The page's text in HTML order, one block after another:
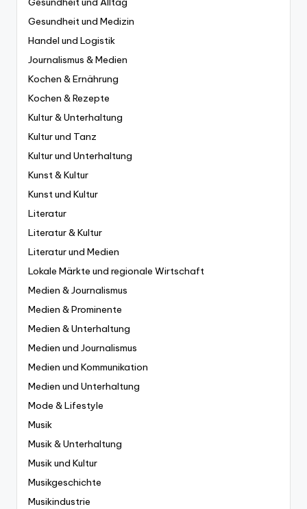
Gesundheit und Medizin
Handel und Logistik
Journalismus & Medien
Kochen & Ernährung
Kochen & Rezepte
Kultur & Unterhaltung
Kultur und Tanz
Kultur und Unterhaltung
Kunst & Kultur
Kunst und Kultur
Literatur
Literatur & Kultur
Literatur und Medien
Lokale Märkte und regionale Wirtschaft
Medien & Journalismus
Medien & Prominente
Medien & Unterhaltung
Medien und Journalismus
Medien und Kommunikation
Medien und Unterhaltung
Mode & Lifestyle
Musik
Musik & Unterhaltung
Musik und Kultur
Musikgeschichte
Musikindustrie